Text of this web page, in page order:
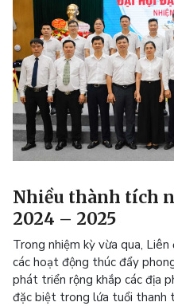
Nhiều thành tích
2024 – 2025
Trong nhiệm kỳ vừa qua,
các hoạt động thúc đẩy
phát triển rộng khắp các địa
đặc biệt trong lứa tuổi thanh